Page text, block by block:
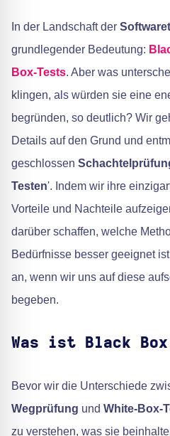
In der Landschaft der
grundlegender Bedeutung:
Box-Tests. Aber was
klingen, als würden sie eine
begründen, so deutlich? Wir
Details auf den Grund und
geschlossen
Testen'. Indem wir ihre
Vorteile und Nachteile
darüber schaffen, welche
Bedürfnisse besser geeignet
an, wenn wir uns auf diese
begeben.
Was ist Black
Bevor wir die Unterschiede
Wegprüfung und White-Box-
zu verstehen, was sie